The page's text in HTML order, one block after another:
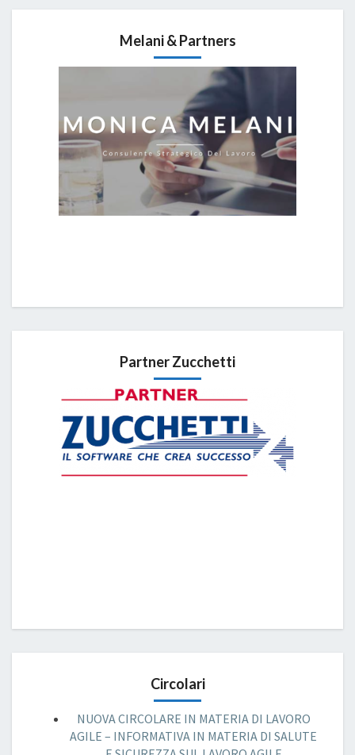
Melani & Partners
Partner Zucchetti
Circolari
NUOVA CIRCOLARE IN MATERIA DI LAVORO
AGILE – INFORMATIVA IN MATERIA DI SALUTE